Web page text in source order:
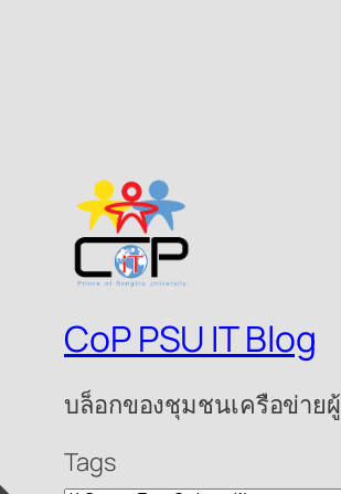
CoP PSU IT Blog
บล็อกของชุมชนเครือข่าย
Tags